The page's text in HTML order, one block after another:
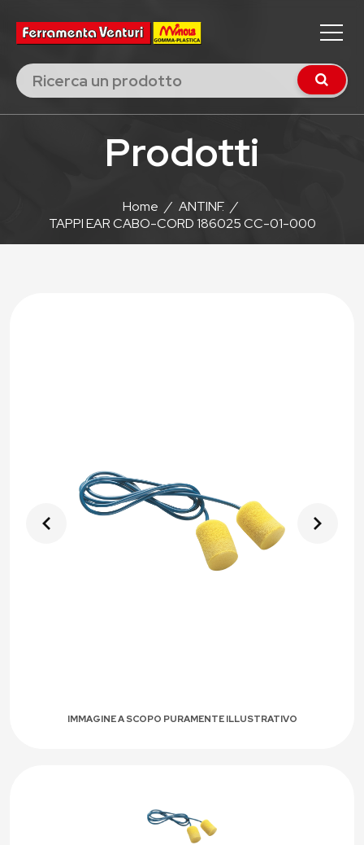
Prodotti
Home / ANTINF. /
TAPPI EAR CABO-CORD 186025 CC-01-000
IMMAGINE A SCOPO PURAMENTE ILLUSTRATIVO